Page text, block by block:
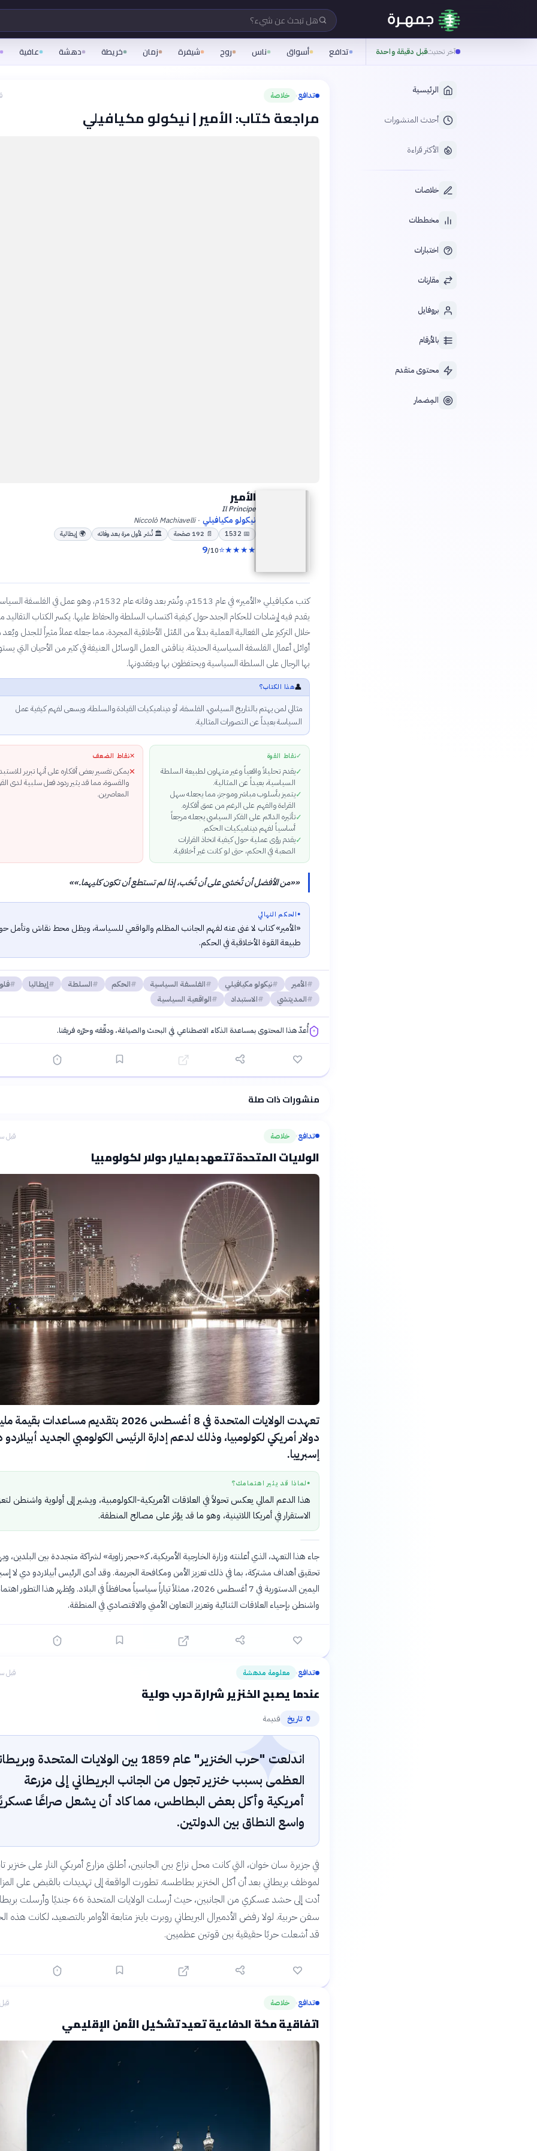
هل تبحث عن شيء؟
آخر تحديثقبل دقيقة واحدة تدافع أسواق ناس روح شيفرة زمان خريطة دهشة عافية
الرئيسية
أحدث المنشورات
الأكثر قراءة
خلاصات
مخططات
اختبارات
مقارنات
بروفايل
بالأرقام
محتوى متقدم
المِضمار
تدافع› خلاصة
مراجعة كتاب: الأمير | نيكولو مكيافيلي
الأمير
Il Principe
نيكولو مكيافيلي ·
Niccolò Machiavelli
📅
1532
📄
192 صفحة 🏛 نُشر لأول مرة بعد وفاته 🌍إيطالية
★
★
★
★
⭐
9/10
كتب مكيافيلي «الأمير» في عام 1513م، ونُشر بعد وفاته عام 1532م، وهو عمل في الفلسفة
يقدم فيه إرشادات للحكام الجدد حول كيفية اكتساب السلطة والحفاظ عليها. يكسر الكتاب التقاليد
خلال التركيز على الفعالية العملية بدلاً من المُثل الأخلاقية المجردة، مما جعله عملاً مثيراً للجدل
أوائل أعمال الفلسفة السياسية الحديثة. يناقش العمل الوسائل العنيفة في كثير من الأحيان التي
بها الرجال على السلطة السياسية ويحتفظون بها ويفقدونها.
👤هذا الكتاب؟
مثالي لمن يهتم بالتاريخ السياسي، الفلسفة، أو ديناميكيات القيادة والسلطة، ويسعى لفهم كيفية عمل
السياسة بعيداً عن التصورات المثالية.
✓نقاط القوة
✓يقدم تحليلاً واقعياً وغير متهاون لطبيعة السلطة
السياسية، بعيداً عن المثالية.
✓يتميز بأسلوب مباشر وموجز، مما يجعله سهل
القراءة والفهم على الرغم من عمق أفكاره.
✓تأثيره الدائم على الفكر السياسي يجعله مرجعاً
أساسياً لفهم ديناميكيات الحكم.
✓يقدم رؤى عملية حول كيفية اتخاذ القرارات
الصعبة في الحكم، حتى لو كانت غير أخلاقية.
✕نقاط الضعف
✕يمكن تفسير بعض أفكاره على أنها تبرير
والقسوة، مما قد يثير ردود فعل سلبية لدى
المعاصرين.
««من الأفضل أن تُخشى على أن تُحَب، إذا لم تستطع أن تكون كليهما.»»
●الحكم النهائي
«الأمير» كتاب لا غنى عنه لفهم الجانب المظلم والواقعي للسياسة، ويظل محط نقاش وتأمل
طبيعة القوة الأخلاقية في الحكم.
الأمير نيكولو مكيافيلي الفلسفة السياسية الحكم السلطة إيطاليا
المديتشي
الاستبداد الواقعية السياسية
أُعدّ هذا المحتوى بمساعدة الذكاء الاصطناعي في البحث والصياغة، ودقّقه وحرّره فريقنا.
منشورات ذات صلة
تدافع› خلاصة قبل
الولايات المتحدة تتعهد بمليار دولار لكولومبيا
تعهدت الولايات المتحدة في 8 أغسطس 2026 بتقديم مساعدات بقيمة
دولار أمريكي لكولومبيا، وذلك لدعم إدارة الرئيس الكولومبي الجديد أبيلاردو
إسبرييا.
● لماذا قد يثير اهتمامك؟
هذا الدعم المالي يعكس تحولاً في العلاقات الأمريكية-الكولومبية، ويشير إلى أولوية واشنطن
الاستقرار في أمريكا اللاتينية، وهو ما قد يؤثر على مصالح المنطقة.
جاء هذا التعهد، الذي أعلنته وزارة الخارجية الأمريكية، كـ«حجر زاوية» لشراكة متجددة بين البلدين،
تحقيق أهداف مشتركة، بما في ذلك تعزيز الأمن ومكافحة الجريمة. وقد أدى الرئيس أبيلاردو دي لا
اليمين الدستورية في 7 أغسطس 2026، ممثلاً تياراً سياسياً محافظاً في البلاد. ويُظهر هذا التطور
واشنطن بإحياء العلاقات الثنائية وتعزيز التعاون الأمني والاقتصادي في المنطقة.
تدافع› معلومة مدهشة قبل
عندما يصبح الخنزير شرارة حرب دولية
🏺 تاريخ قديمة
✦
اندلعت "حرب الخنزير" عام 1859 بين الولايات المتحدة
العظمى بسبب خنزير تجول من الجانب البريطاني إلى مزرعة
أمريكية وأكل بعض البطاطس، مما كاد أن يشعل صراعًا
واسع النطاق بين الدولتين.
في جزيرة سان خوان، التي كانت محل نزاع بين الجانبين، أطلق مزارع أمريكي النار على خنزير
لموظف بريطاني بعد أن أكل الخنزير بطاطسه. تطورت الواقعة إلى تهديدات بالقبض على
أدت إلى حشد عسكري من الجانبين، حيث أرسلت الولايات المتحدة 66
سفن حربية. لولا رفض الأدميرال البريطاني روبرت باينز متابعة الأوامر بالتصعيد، لكانت هذه
قد أشعلت حربًا حقيقية بين قوتين عظميين.
تدافع› خلاصة قبل 9 ساعات
اتفاقية مكة الدفاعية تعيد تشكيل الأمن الإقليمي